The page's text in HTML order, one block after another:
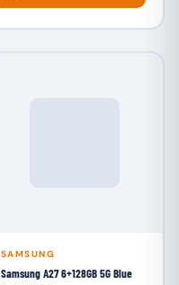
SAMSUNG
Samsung A27 6+128GB 5G Blue